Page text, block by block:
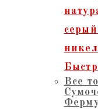
Все